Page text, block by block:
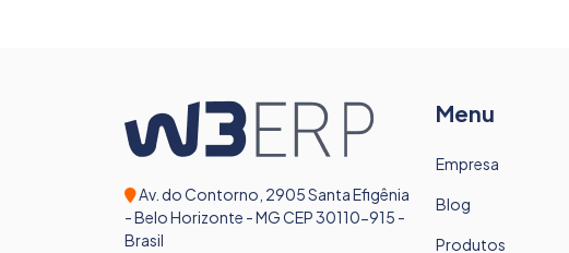
Av. do Contorno, 2905 Santa Efigênia
- Belo Horizonte - MG CEP 30110-915 -
Brasil
Menu
Empresa
Blog
Produtos